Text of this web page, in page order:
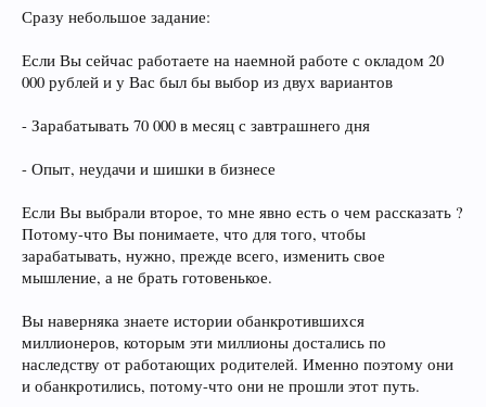
Сразу небольшое задание:
Если Вы сейчас работаете на наемной работе с окладом 20
000 рублей и у Вас был бы выбор из двух вариантов
- Зарабатывать 70 000 в месяц с завтрашнего дня
- Опыт, неудачи и шишки в бизнесе
Если Вы выбрали второе, то мне явно есть о чем рассказать ?
Потому-что Вы понимаете, что для того, чтобы
зарабатывать, нужно, прежде всего, изменить свое
мышление, а не брать готовенькое.
Вы наверняка знаете истории обанкротившихся
миллионеров, которым эти миллионы достались по
наследству от работающих родителей. Именно поэтому они
и обанкротились, потому-что они не прошли этот путь.